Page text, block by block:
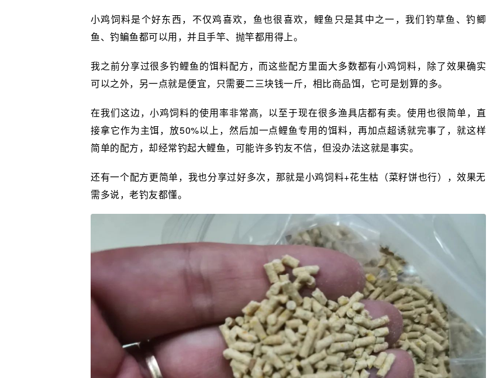
小鸡饲料是个好东西，不仅鸡喜欢，鱼也很喜欢，鲤鱼只是其中之一，我们钓草鱼、钓鲫
鱼、钓鳊鱼都可以用，并且手竿、抛竿都用得上。
我之前分享过很多钓鲤鱼的饵料配方，而这些配方里面大多数都有小鸡饲料，除了效果确实
可以之外，另一点就是便宜，只需要二三块钱一斤，相比商品饵，它可是划算的多。
在我们这边，小鸡饲料的使用率非常高，以至于现在很多渔具店都有卖。使用也很简单，直
接拿它作为主饵，放50%以上，然后加一点鲤鱼专用的饵料，再加点超诱就完事了，就这样
简单的配方，却经常钓起大鲤鱼，可能许多钓友不信，但没办法这就是事实。
还有一个配方更简单，我也分享过好多次，那就是小鸡饲料+花生枯（菜籽饼也行），效果无
需多说，老钓友都懂。